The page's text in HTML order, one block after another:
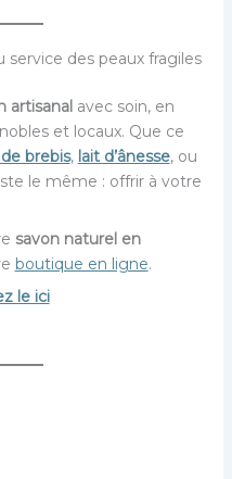
service des peaux fragiles
artisanal avec soin, en
et locaux. Que ce
de brebis, lait d’ânesse, ou
le même : offrir à votre
savon naturel en
boutique en ligne.
le ici